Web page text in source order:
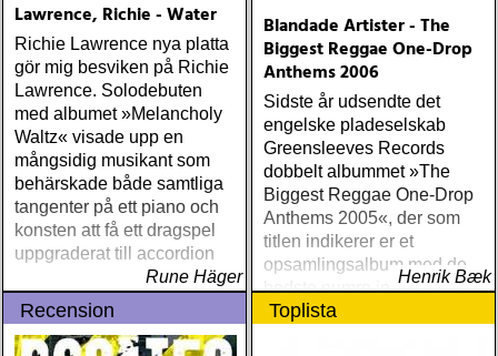
Picture Of You (Dualtone)
Richard Lindgren Driftwood
(Rootsy) Chip Taylor Block
Out The Sirens Of This
Lonely World (Trainwreck)
Nick Cave & The Bad
Seeds Push The Sky Away
(Bad Seed) Andi Almqvist
Warsaw Holiday (Rootsy)
Townes Van Zandt
Sunshine Boy: The
Unheard Studio Sessions &
Demos 1971-1972
(Omnivore) Naturligtvis
borde alla årets Rootsy-
Lawrence, Richie - Water
Richie Lawrence nya platta
gör mig besviken på Richie
Lawrence. Solodebuten
med albumet »Melancholy
Waltz« visade upp en
mångsidig musikant som
behärskade både samtliga
tangenter på ett piano och
konsten att få ett dragspel
uppgraderat till accordion
Rune Häger
Blandade Artister - The
Biggest Reggae One-Drop
Anthems 2006
Sidste år udsendte det
engelske pladeselskab
Greensleeves Records
dobbelt albummet »The
Biggest Reggae One-Drop
Anthems 2005«, der som
titlen indikerer er et
opsamlingsalbum med de
bedste numre indenfor den
populære reggaestil kaldet
Henrik Bæk
Recension Toplista